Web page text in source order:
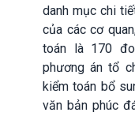
danh mục chi
của các cơ
toán là 170
phương án tổ
kiểm toán bổ
văn bản phúc